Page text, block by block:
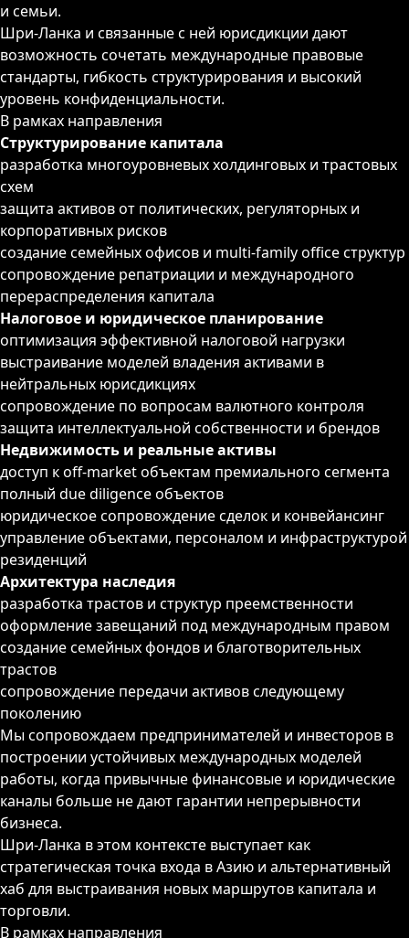
и семьи.
Шри-Ланка и связанные с ней юрисдикции дают
возможность сочетать международные правовые
стандарты, гибкость структурирования и высокий
уровень конфиденциальности.
В рамках направления
Структурирование капитала
разработка многоуровневых холдинговых и трастовых
схем
защита активов от политических, регуляторных и
корпоративных рисков
создание семейных офисов и multi-family office структур
сопровождение репатриации и международного
перераспределения капитала
Налоговое и юридическое планирование
оптимизация эффективной налоговой нагрузки
выстраивание моделей владения активами в
нейтральных юрисдикциях
сопровождение по вопросам валютного контроля
защита интеллектуальной собственности и брендов
Недвижимость и реальные активы
доступ к off-market объектам премиального сегмента
полный due diligence объектов
юридическое сопровождение сделок и конвейансинг
управление объектами, персоналом и инфраструктурой
резиденций
Архитектура наследия
разработка трастов и структур преемственности
оформление завещаний под международным правом
создание семейных фондов и благотворительных
трастов
сопровождение передачи активов следующему
поколению
Мы сопровождаем предпринимателей и инвесторов в
построении устойчивых международных моделей
работы, когда привычные финансовые и юридические
каналы больше не дают гарантии непрерывности
бизнеса.
Шри-Ланка в этом контексте выступает как
стратегическая точка входа в Азию и альтернативный
хаб для выстраивания новых маршрутов капитала и
торговли.
В рамках направления